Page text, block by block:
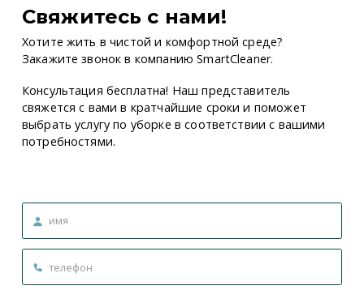
Свяжитесь с нами!
Хотите жить в чистой и комфортной среде?
Закажите звонок в компанию SmartCleaner.
Консультация бесплатна! Наш представитель
свяжется с вами в кратчайшие сроки и поможет
выбрать услугу по уборке в соответствии с вашими
потребностями.